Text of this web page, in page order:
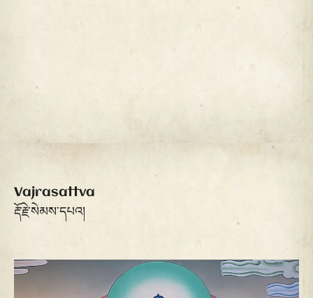
Vajrasattva
རྡོ་རྗེ་སེམས་དཔའ།